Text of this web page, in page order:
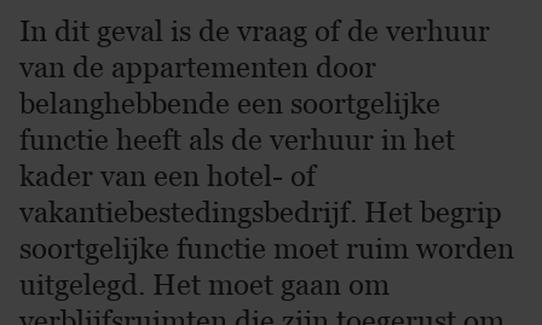
In dit geval is de vraag of de verhuur
van de appartementen door
belanghebbende een soortgelijke
functie heeft als de verhuur in het
kader van een hotel- of
vakantiebestedingsbedrijf. Het begrip
soortgelijke functie moet ruim worden
uitgelegd. Het moet gaan om